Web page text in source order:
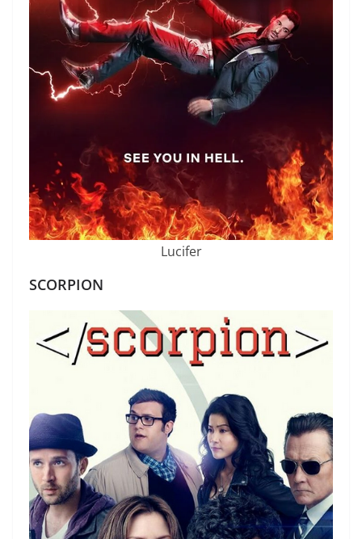
Lucifer
SCORPION